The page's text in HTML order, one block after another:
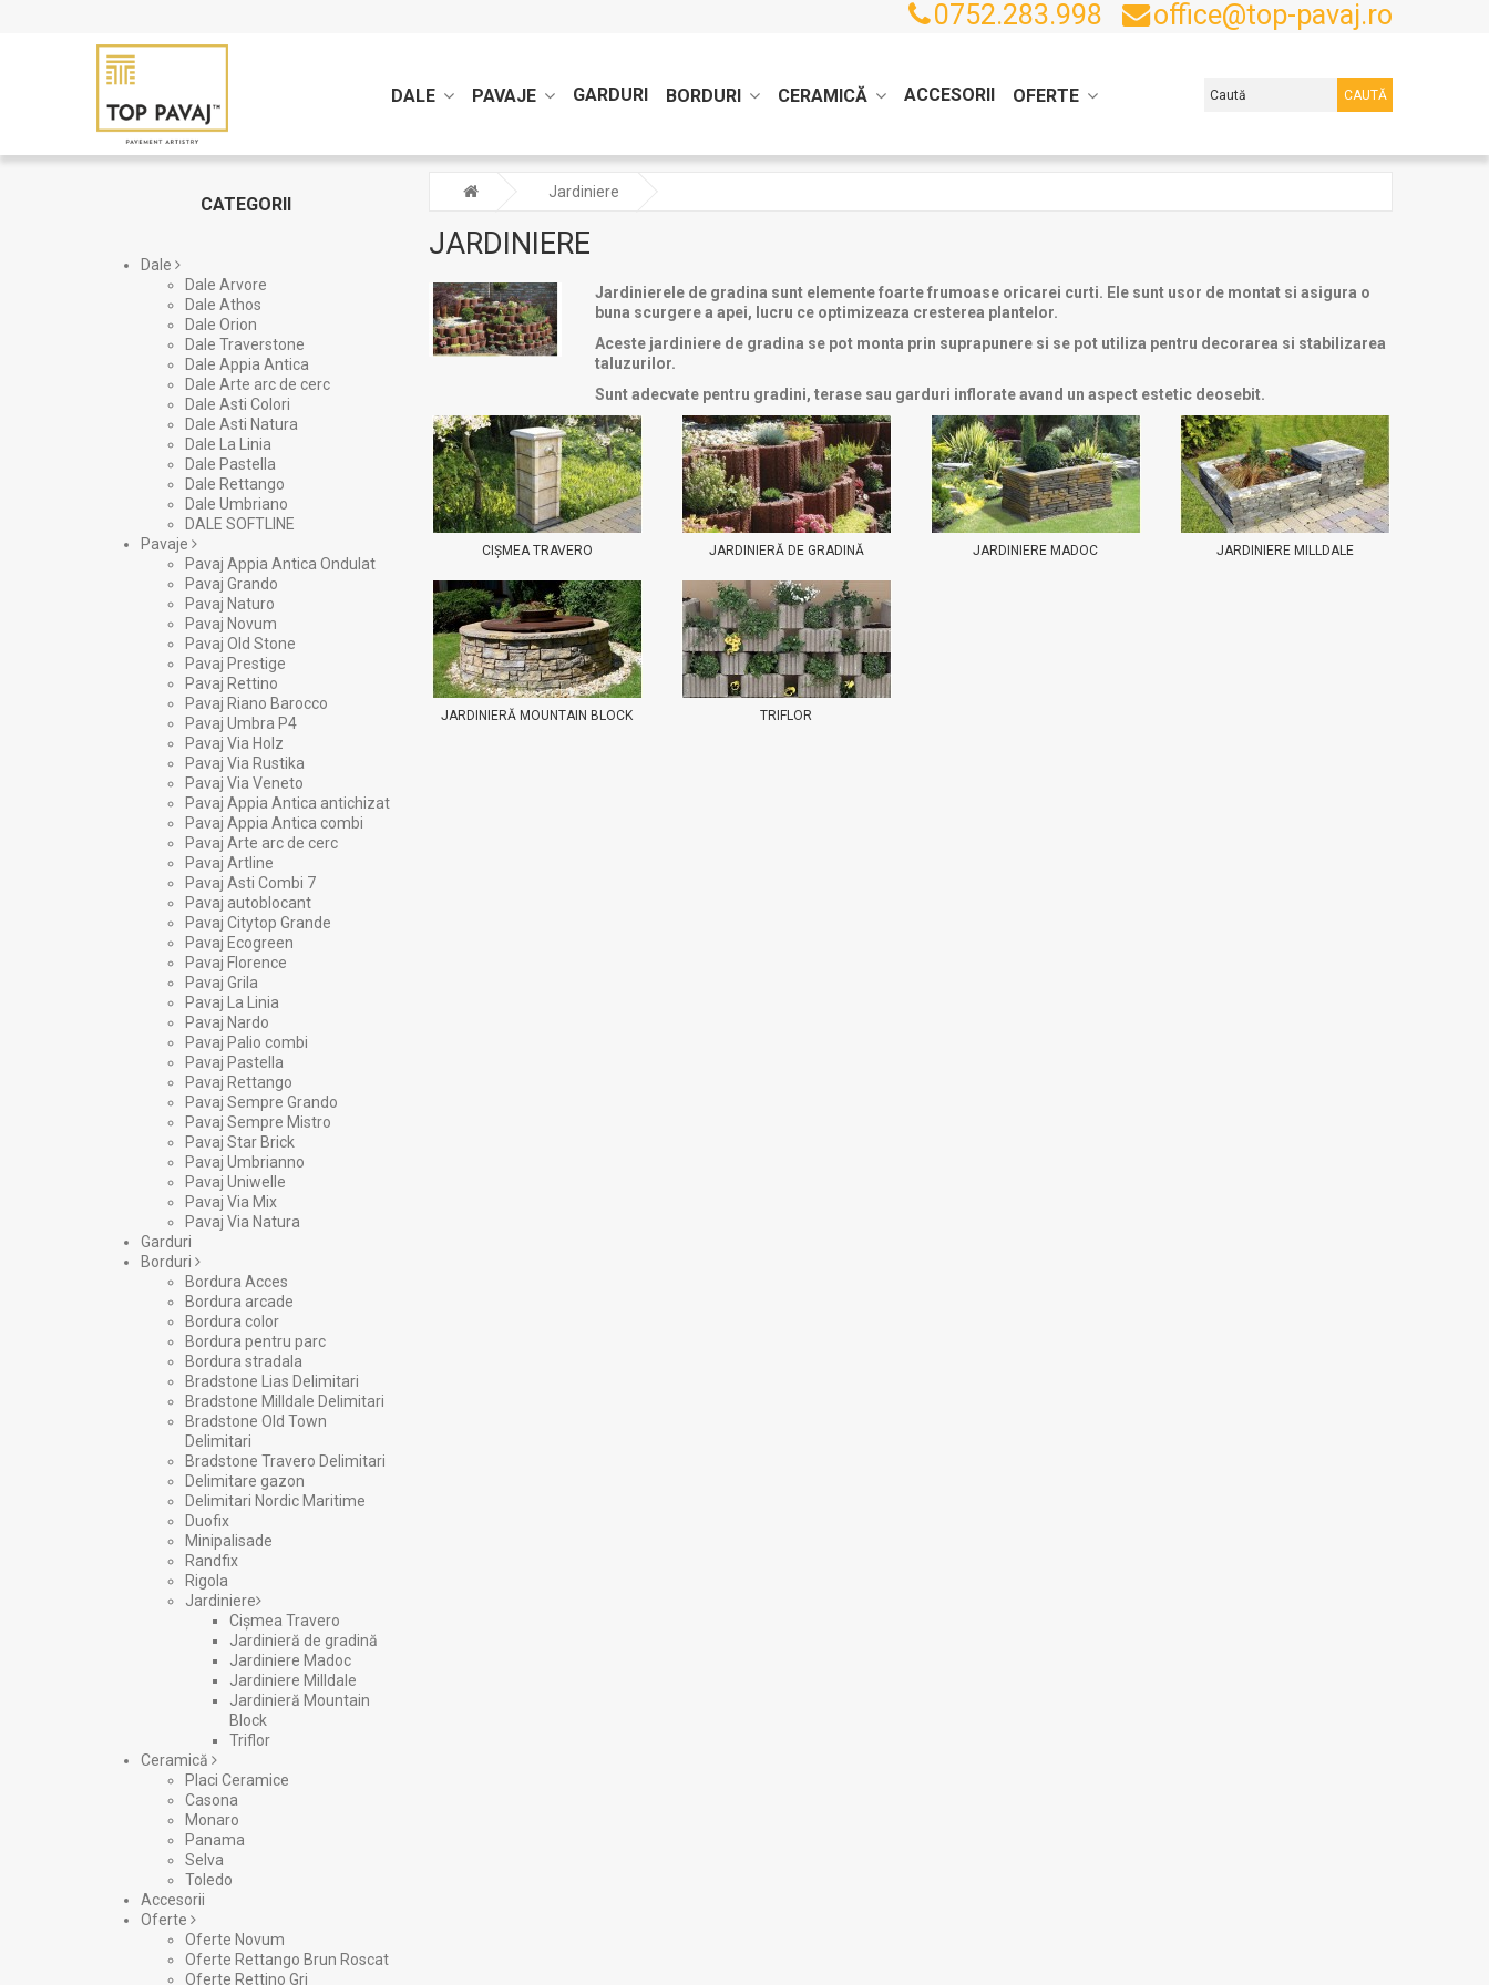
0752.283.998 office@top-pavaj.ro
DALE PAVAJE GARDURI BORDURI CERAMICĂ ACCESORII OFERTE CAUTĂ
CATEGORII
Dale
Dale Arvore
Dale Athos
Dale Orion
Dale Traverstone
Dale Appia Antica
Dale Arte arc de cerc
Dale Asti Colori
Dale Asti Natura
Dale La Linia
Dale Pastella
Dale Rettango
Dale Umbriano
DALE SOFTLINE
Pavaje
Pavaj Appia Antica Ondulat
Pavaj Grando
Pavaj Naturo
Pavaj Novum
Pavaj Old Stone
Pavaj Prestige
Pavaj Rettino
Pavaj Riano Barocco
Pavaj Umbra P4
Pavaj Via Holz
Pavaj Via Rustika
Pavaj Via Veneto
Pavaj Appia Antica antichizat
Pavaj Appia Antica combi
Pavaj Arte arc de cerc
Pavaj Artline
Pavaj Asti Combi 7
Pavaj autoblocant
Pavaj Citytop Grande
Pavaj Ecogreen
Pavaj Florence
Pavaj Grila
Pavaj La Linia
Pavaj Nardo
Pavaj Palio combi
Pavaj Pastella
Pavaj Rettango
Pavaj Sempre Grando
Pavaj Sempre Mistro
Pavaj Star Brick
Pavaj Umbrianno
Pavaj Uniwelle
Pavaj Via Mix
Pavaj Via Natura
Garduri
Borduri
Bordura Acces
Bordura arcade
Bordura color
Bordura pentru parc
Bordura stradala
Bradstone Lias Delimitari
Bradstone Milldale Delimitari
Bradstone Old Town
Delimitari
Bradstone Travero Delimitari
Delimitare gazon
Delimitari Nordic Maritime
Duofix
Minipalisade
Randfix
Rigola
Jardiniere
Cișmea Travero
Jardinieră de gradină
Jardiniere Madoc
Jardiniere Milldale
Jardinieră Mountain
Block
Triflor
Ceramică
Placi Ceramice
Casona
Monaro
Panama
Selva
Toledo
Accesorii
Oferte
Oferte Novum
Oferte Rettango Brun Roscat
Oferte Rettino Gri
Jardiniere
JARDINIERE
Jardinierele de gradina sunt elemente foarte frumoase oricarei curti. Ele sunt usor de montat si asigura o
buna scurgere a apei, lucru ce optimizeaza cresterea plantelor.
Aceste jardiniere de gradina se pot monta prin suprapunere si se pot utiliza pentru decorarea si stabilizarea
taluzurilor.
Sunt adecvate pentru gradini, terase sau garduri inflorate avand un aspect estetic deosebit.
CIȘMEA TRAVERO JARDINIERĂ DE GRADINĂ JARDINIERE MADOC JARDINIERE MILLDALE
JARDINIERĂ MOUNTAIN BLOCK TRIFLOR